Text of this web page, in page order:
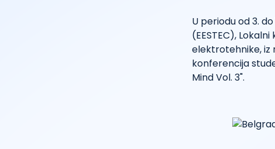
U periodu od 3.
(EESTEC),
elektrotehnike, iz
konferencija
Mind Vol. 3".